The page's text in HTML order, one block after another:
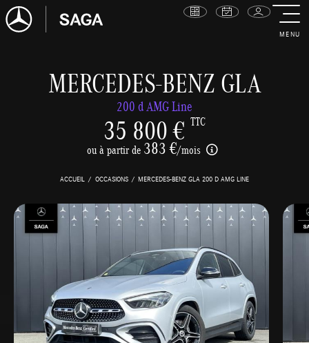
MENU
MERCEDES-BENZ GLA
200 d AMG Line
35 800 € TTC
ou à partir de 383 €/mois
ACCUEIL OCCASIONS MERCEDES-BENZ GLA 200 D AMG LINE